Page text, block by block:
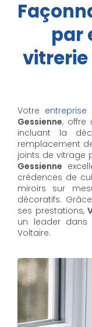
par
Votre entreprise
Gessienne, offre
incluant la
remplacement
joints de vitrage
Gessienne
crédences de
miroirs sur
décoratifs.
ses prestations,
un leader dans
Voltaire.